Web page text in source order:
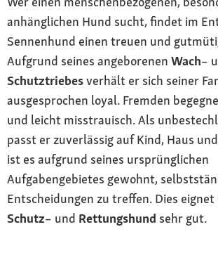
anhänglichen Hund sucht, findet im
Sennenhund einen treuen und
Aufgrund seines angeborenen Wach–
Schutztriebesverhält er sich seiner
ausgesprochen loyal. Fremden
und leicht misstrauisch. Als
passt er zuverlässig auf Kind, Haus
ist es aufgrund seines ursprünglichen
Aufgabengebietes gewohnt,
Entscheidungen zu treffen. Dies eignet
Schutz– und Rettungshund sehr gut.